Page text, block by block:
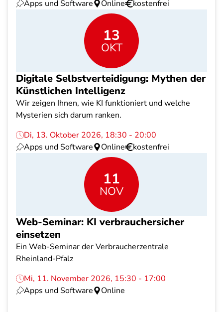
Apps und Software Online kostenfrei
13
OKT
Digitale Selbstverteidigung: Mythen der
Künstlichen Intelligenz
Wir zeigen Ihnen, wie KI funktioniert und welche
Mysterien sich darum ranken.
Di, 13. Oktober 2026, 18:30 - 20:00
Apps und Software
Online kostenfrei
11
NOV
Web-Seminar: KI verbrauchersicher
einsetzen
Ein Web-Seminar der Verbraucherzentrale
Rheinland-Pfalz
Mi, 11. November 2026, 15:30 - 17:00
Apps und Software
Online